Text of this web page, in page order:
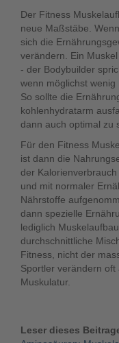
Der Fitness
neue Maßstäbe.
sich die
verändern. Ein
- der Bodybuilder
wenn möglichst wenig
So sollte die
kohlenhydratarm
dann auch optimal zu
Für den Fitness
ist dann die
der
und mit normaler
Nährstoffe
dann spezielle
lediglich
durchschnittliche
Fitness, nicht der
Sportler verändern oft
Muskulatur.
Leser dieses